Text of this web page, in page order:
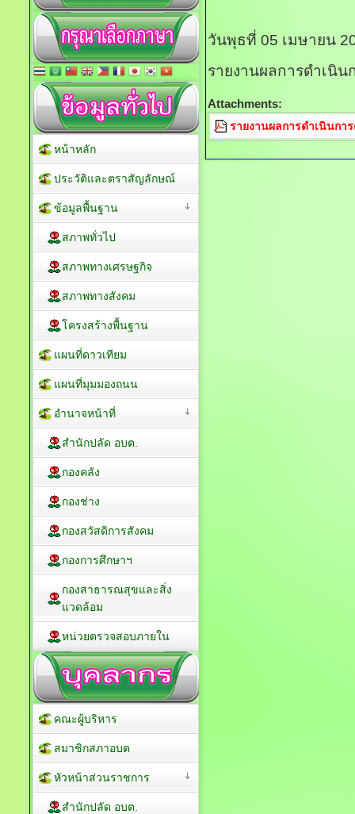
วันพุธที่ 05 เมษายน
รายงานผลการดำเนิ
Attachments:
รายงานผลการดำเนินกา
หน้าหลัก
ประวัติและตราสัญลักษณ์
ข้อมูลพื้นฐาน
สภาพทั่วไป
สภาพทางเศรษฐกิจ
สภาพทางสังคม
โครงสร้างพื้นฐาน
แผนที่ดาวเทียม
แผนที่มุมมองถนน
อำนาจหน้าที่
สำนักปลัด อบต.
กองคลัง
กองช่าง
กองสวัสดิการสังคม
กองการศึกษาฯ
กองสาธารณสุขและสิ่ง
แวดล้อม
หน่วยตรวจสอบภายใน
คณะผู้บริหาร
สมาชิกสภาอบต
หัวหน้าส่วนราชการ
สำนักปลัด อบต.